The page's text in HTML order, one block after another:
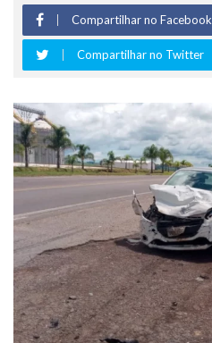
Compartilhar no Facebook
Compartilhar no Twitter